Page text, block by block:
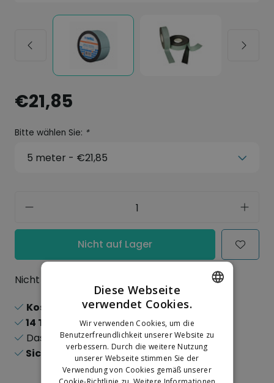
€21,85
Bitte wählen Sie: *
Nicht auf Lager
Nicht auf Lager
Kostenloser Versandab 150,-
14 Tage
Rückgaberecht
Das
größteSortiment
Sichere
Online-Zahlungen
DUTCH
GERMAN
Diese Webseite
verwendet Cookies.
Wir verwenden Cookies, um die
Benutzerfreundlichkeit unserer Website zu
verbessern. Durch die weitere Nutzung
unserer Webseite stimmen Sie der
Verwendung von Cookies gemäß unserer